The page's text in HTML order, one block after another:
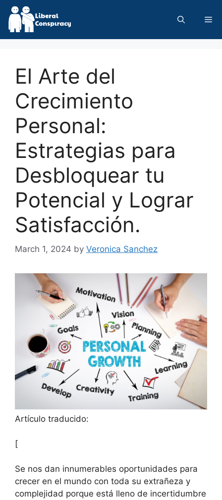
Skip
content
El Arte del
Crecimiento
Personal:
Estrategias para
Desbloquear tu
Potencial y Lograr
Satisfacción.
March 1, 2024 by Veronica Sanchez
Artículo traducido:
[
Se nos dan innumerables oportunidades para
crecer en el mundo con toda su extrañeza y
complejidad porque está lleno de incertidumbre